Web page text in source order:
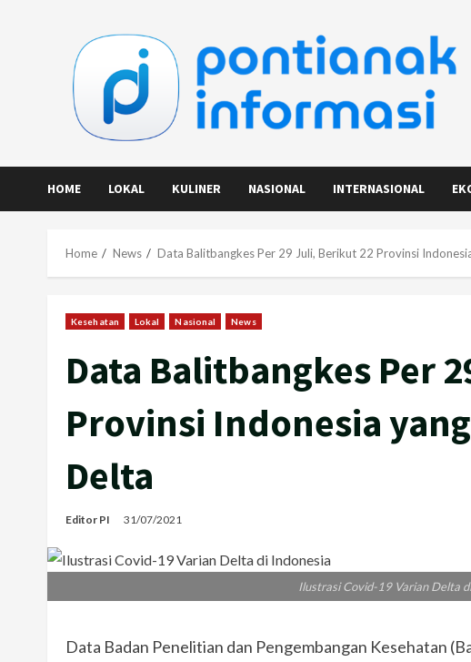
HOME LOKAL KULINER NASIONAL INTERNASIONAL
Home News Data Balitbangkes Per 29 Juli, Berikut 22 Provinsi
Kesehatan Lokal Nasional News
Data Balitbangkes Per
Provinsi Indonesia
Delta
Editor PI 31/07/2021
Ilustrasi Covid-19 Varian Delta
Data Badan Penelitian dan Pengembangan Kesehatan